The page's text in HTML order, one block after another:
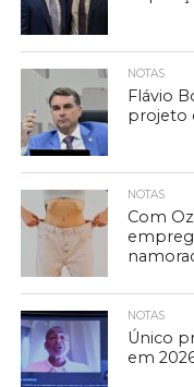
NOTAS
Flávio
projeto
NOTAS
Com
NOTAS
Único
em